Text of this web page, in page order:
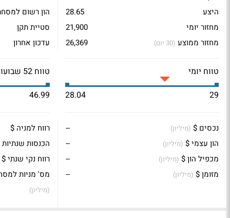
היצע
28.65
מחזור יומי
21,900
מחזור ממוצע (30 יום) 26,369
הון רשום
סטיית תקן
עדכון אחרון
טווח יומי
29
28.04
טווח 52 שבועות
46.99
נכסים $ (מיליון)
--
הון עצמי $ (מיליון)
--
מכפיל הון $ (מיליון)
--
מזומן $ (מיליון) --
רווח למניה $
הכנסות
רווח נקי שנתי
מס' מניות
(מיליון)